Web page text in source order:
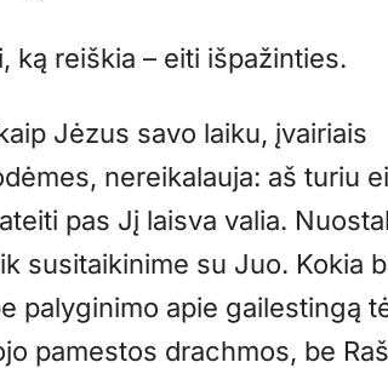
ką reiškia – eiti išpažinties.
Jėzus savo laiku, įvairiais
nereikalauja: aš turiu
pas Jį laisva valia.
susitaikinime su Juo. Kokia
palyginimo apie gailestingą
pamestos drachmos, be